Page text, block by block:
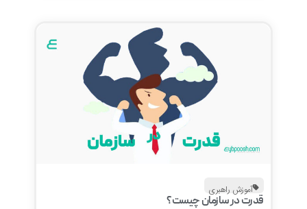
آموزش راهبری
قدرت در سازمان چیست؟